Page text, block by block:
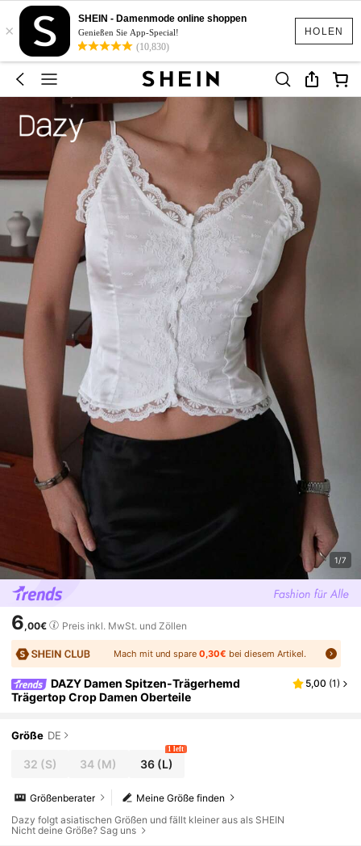
HOLEN
×
SHEIN - Damenmode online shoppen
Genießen Sie App-Special!
(10,830)
1/7
6,00€ Preis inkl. MwSt. und Zöllen
Mach mit und spare0,30€ bei diesem Artikel.
DAZY Damen Spitzen-Trägerhemd
Trägertop Crop Damen Oberteile
5,00 (1)
Größe DE
32 (S) 34 (M) 36(L)
1 left
Meine Größe finden
Größenberater
Dazy folgt asiatischen Größen und fällt kleiner aus als SHEIN
Nicht deine Größe? Sag uns